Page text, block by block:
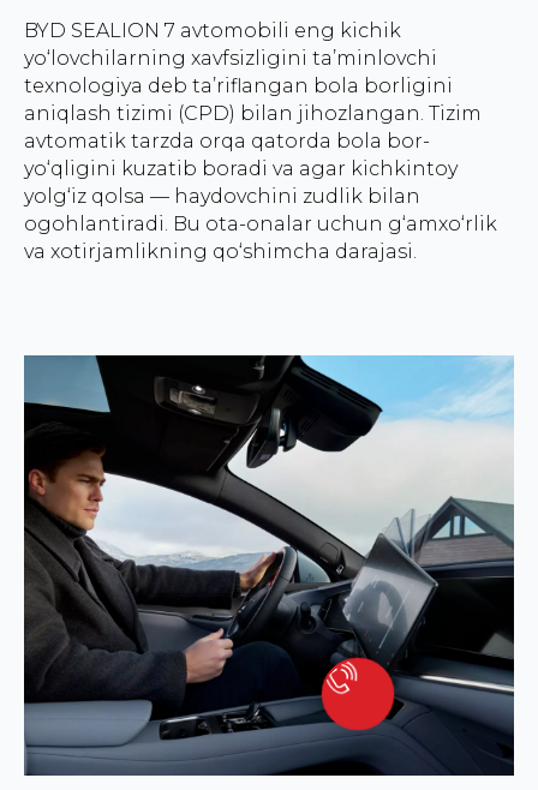
BYD SEALION 7 avtomobili eng kichik
yo‘lovchilarning xavfsizligini ta’minlovchi
texnologiya deb ta’riflangan bola borligini
aniqlash tizimi (CPD) bilan jihozlangan. Tizim
avtomatik tarzda orqa qatorda bola bor-
yo‘qligini kuzatib boradi va agar kichkintoy
yolg‘iz qolsa — haydovchini zudlik bilan
ogohlantiradi. Bu ota-onalar uchun g‘amxo‘rlik
va xotirjamlikning qo‘shimcha darajasi.